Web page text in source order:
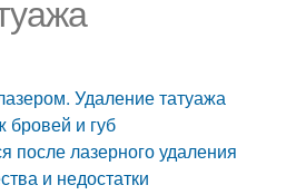
Удаление татуажа
бровей и губ
после лазерного удаления
и недостатки